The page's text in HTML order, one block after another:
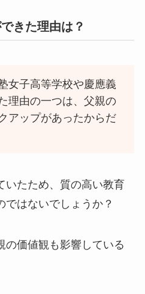
きた理由は？
女子高等学校や慶應義
理由の一つは、父親の
アップがあったからだ
いたため、質の高い教育
ではないでしょうか？
の価値観も影響している